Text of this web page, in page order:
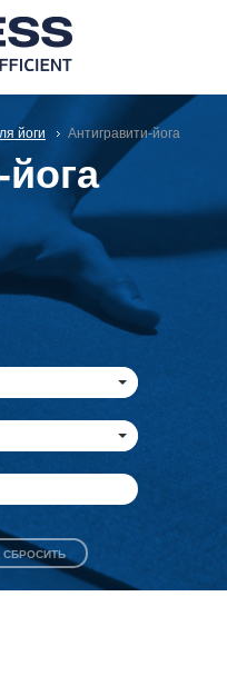
йоги Антигравити-йога